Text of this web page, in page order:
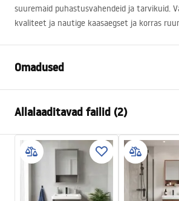
suuremaid puhastusvahendeid ja tarvikuid.
kvaliteet ja nautige kaasaegset ja korras
Omadused
Paigaldusviis
Materjal
Alumiinium
keraamika,
490
710mm
Allalaaditavad failid (2)
Garantiitingimused
Warranty_Terms_and_Conditions_-
_24.pdf